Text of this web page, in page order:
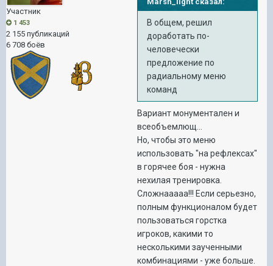
Участник
1 453
2 155 публикаций
6 708 боёв
В общем, решил
доработать по-
человечески
предложение по
радиальному меню
команд
Вариант монументален и
всеобъемлющ...
Но, чтобы это меню
использовать "на рефлексах"
в горячее боя - нужна
нехилая тренировка.
Сложнааааа!!! Если серьезно,
полным функционалом будет
пользоваться горстка
игроков, какими то
несколькими заученными
комбинациями - уже больше.